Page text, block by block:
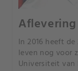
In 2016 heeft
leven nog voor
Universiteit van